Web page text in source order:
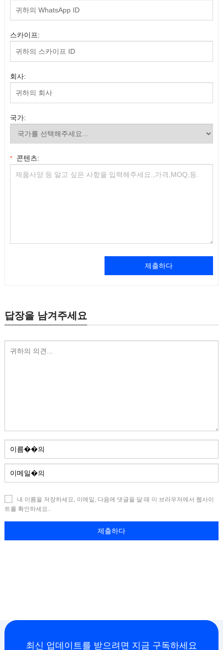
스카이프:
회사:
국가:
* 콘텐츠:
제출하다
답장을 남겨주세요
내 이름을 저장하세요, 이메일, 다음에 댓글을 달 때 이 브라우저에서 웹사이
트를 확인하세요..
최신 업데이트를 받으려면 지금 구독하세요